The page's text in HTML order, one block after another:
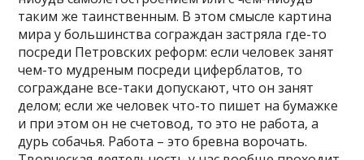
таким же таинственным. В этом смысле картина
мира у большинства сограждан застряла где-то
посреди Петровских реформ: если человек занят
чем-то мудреным посреди циферблатов, то
сограждане все-таки допускают, что он занят
делом; если же человек что-то пишет на бумажке
и при этом он не счетовод, то это не работа, а
дурь собачья. Работа – это бревна ворочать.